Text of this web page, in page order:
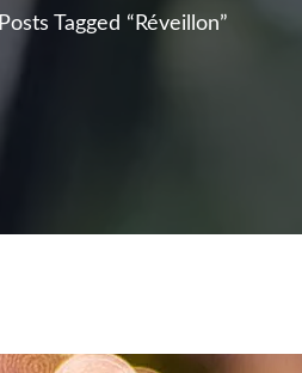
Posts Tagged “réveillon”